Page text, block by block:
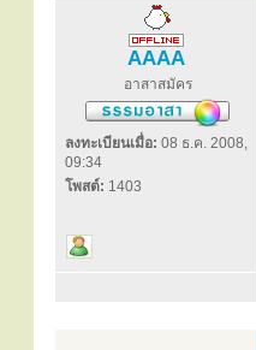
AAAA
อาสาสมัคร
ลงทะเบียนเมื่อ: 08 ธ.ค. 2008,
09:34
โพสต์: 1403